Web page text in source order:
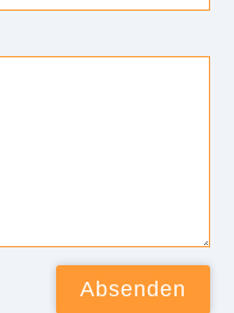
Absenden